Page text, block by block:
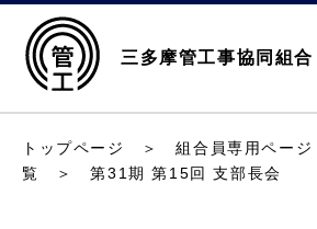
三多摩管工事協同組合
トップページ ＞組合員専用ページ
覧
＞ 第31期 第15回 支部長会